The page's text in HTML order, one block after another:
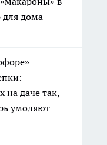
для дома
на даче так,
умоляют